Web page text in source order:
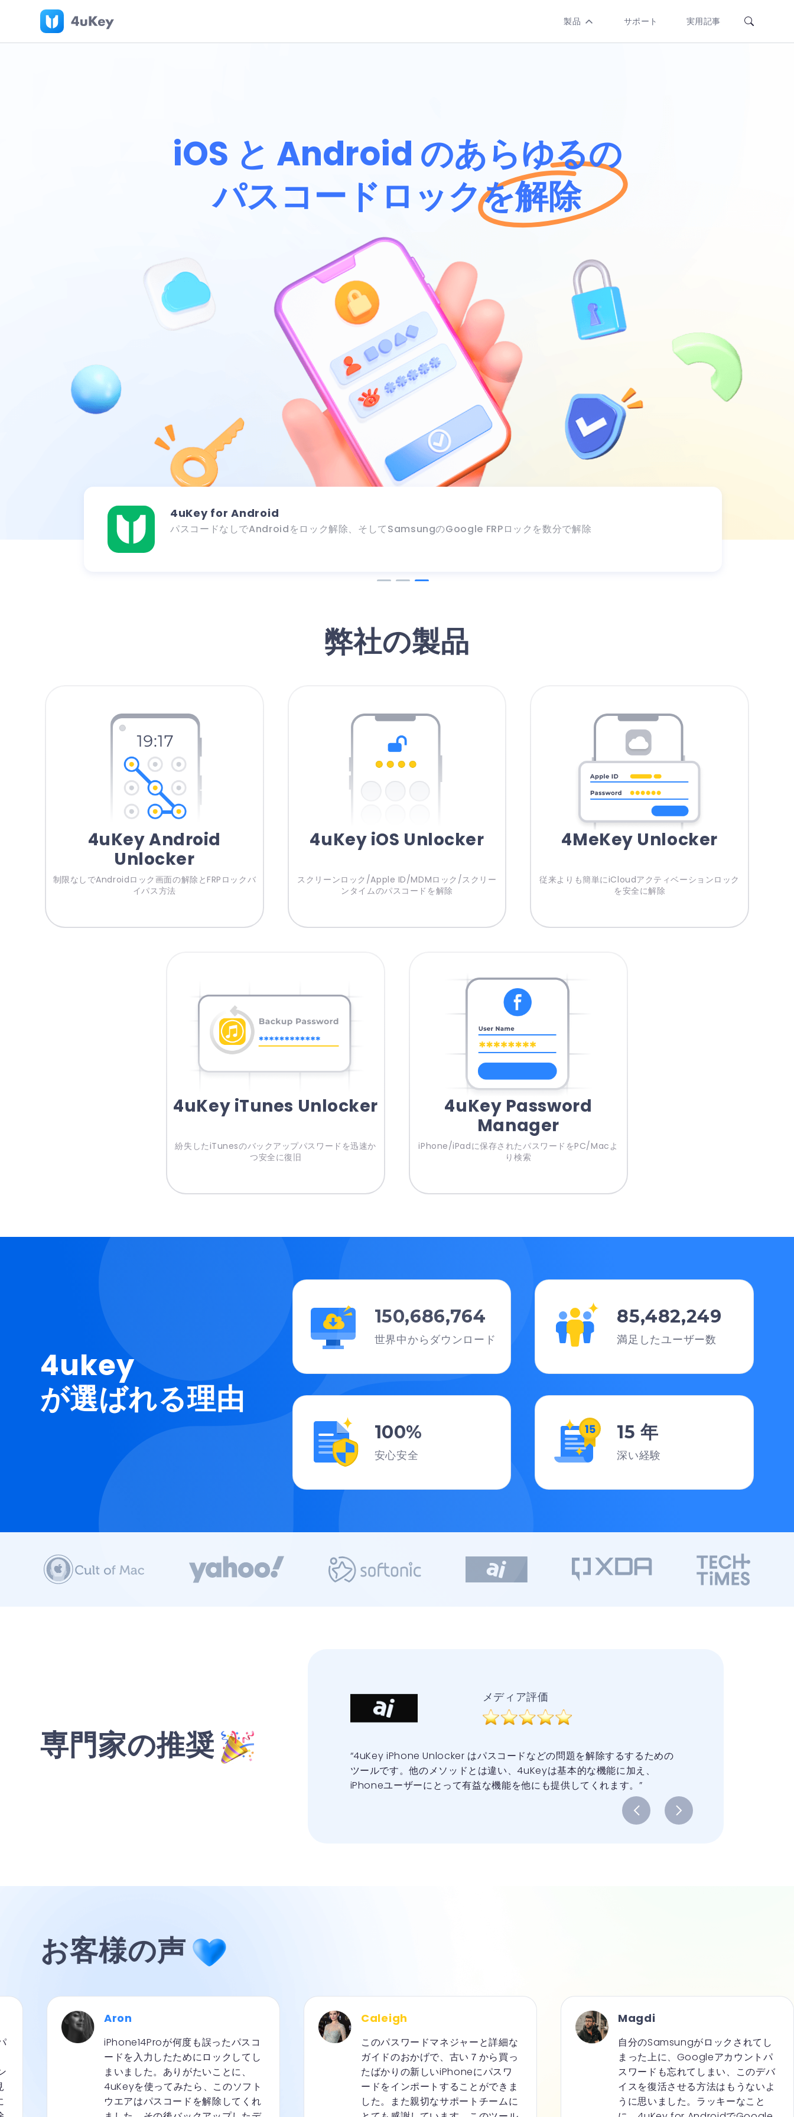
製品
限/MDMロ
ックを解
除
Android
ロック解
除
FRPロックを
削除
iOSアクティ
ベーションロ
ック解除
iPhone/iPad/iPod
iTunes
Backup
Unlocker
iTunesバック
アップのパス
ワードを簡単
に削除
iOS
iPhone/iPad
に保存されたパ
サポート 実用記事
iOS と Android のあらゆるの
パスコードロックを解除
4uKey for Android
パスコードなしでAndroidをロック解除、そしてSamsungのGoogle FRPロックを数分で解除
弊社の製品
4uKey Android
Unlocker
制限なしでAndroidロック画面の解除とFRPロックバ
イパス方法
4uKey iOS Unlocker
スクリーンロック/Apple ID/MDMロック/スクリー
ンタイムのパスコードを解除
4MeKey Unlocker
従来よりも簡単にiCloudアクティベーションロック
を安全に解除
4uKey iTunes Unlocker
紛失したiTunesのバックアップパスワードを迅速か
つ安全に復旧
4uKey Password
Manager
iPhone/iPadに保存されたパスワードをPC/Macよ
り検索
4ukey
が選ばれる理由
150,686,764
世界中からダウンロード
85,482,249
満足したユーザー数
100%
安心安全
15 年
深い経験
専門家の推奨
メディア評価
“4uKey iPhone Unlocker はパスコードなどの問題を解除するするための
ツールです。他のメソッドとは違い、4uKeyは基本的な機能に加え、
iPhoneユーザーにとって有益な機能を他にも提供してくれます。”
お客様の声
Aron
iPhone14Proが何度も誤ったパスコ
ードを入力したためにロックしてし
まいました。ありがたいことに、
4uKeyを使ってみたら、このソフト
ウエアはパスコードを解除してくれ
Caleigh
このパスワードマネジャーと詳細な
ガイドのおかげで、古い７から買っ
たばかりの新しいiPhoneにパスワ
ードをインポートすることができま
した。また親切なサポートチームに
Magdi
自分のSamsungがロックされてし
まった上に、Googleアカウントパ
スワードも忘れてしまい、このデバ
イスを復活させる方法はもうないよ
うに思いました。ラッキーなこと